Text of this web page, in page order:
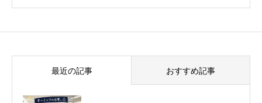
最近の記事 おすすめ記事